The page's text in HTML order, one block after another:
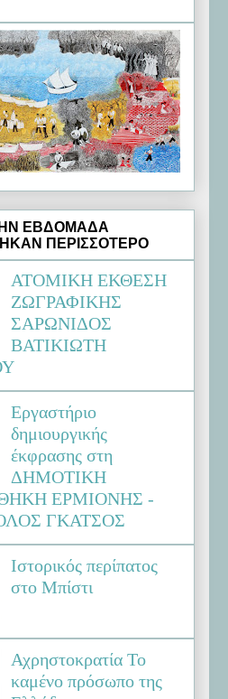
ΕΒΔΟΜΑΔΑ
ΠΕΡΙΣΣΟΤΕΡΟ
ΑΤΟΜΙΚΗ ΕΚΘΕΣΗ
ΖΩΓΡΑΦΙΚΗΣ
ΣΑΡΩΝΙΔΟΣ
ΒΑΤΙΚΙΩΤΗ
Εργαστήριο
δημιουργικής
έκφρασης στη
ΔΗΜΟΤΙΚΗ
ΕΡΜΙΟΝΗΣ -
ΓΚΑΤΣΟΣ
Ιστορικός περίπατος
στο Μπίστι
Αχρηστοκρατία Το
καμένο πρόσωπο της